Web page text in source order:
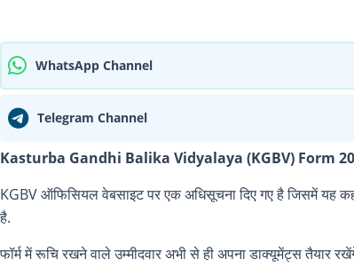
WhatsApp Channel
Telegram Channel
Kasturba Gandhi Balika Vidyalaya (KGBV) Form
KGBV ऑफिसियल वेबसाइट पर एक अधिसूचना दिए गए है जिसमें यह कहा
है.
फॉर्म में रूचि रखने वाले उम्मीदवार अभी से ही अपना डाक्यूमेंट्स